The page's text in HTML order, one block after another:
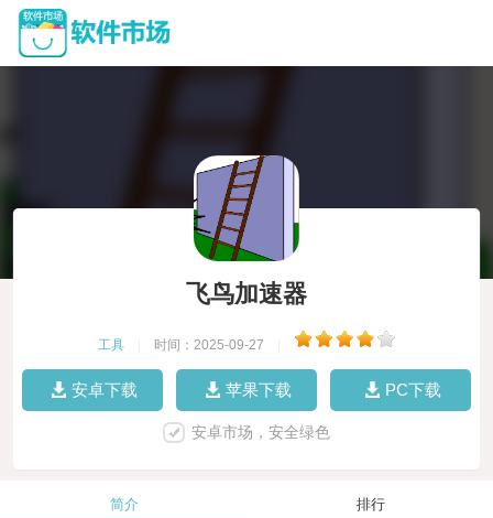
飞鸟加速器
工具 时间：2025-09-27
安卓下载 苹果下载 PC下载
安卓市场，安全绿色
简介 排行